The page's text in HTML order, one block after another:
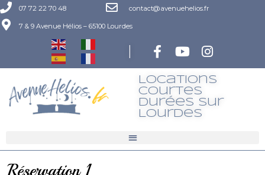
07 72 22 70 48 contact@avenuehelios.fr
7 & 9 Avenue Hélios – 65100 Lourdes
|
Locations
Courtes
Durées Sur
LourdeS